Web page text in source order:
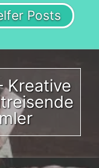
Posts
Kreative